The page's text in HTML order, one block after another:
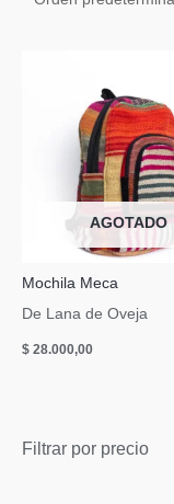
Filtrar por precio
AGOTADO
Mochila Meca
De Lana de Oveja
$ 28.000,00